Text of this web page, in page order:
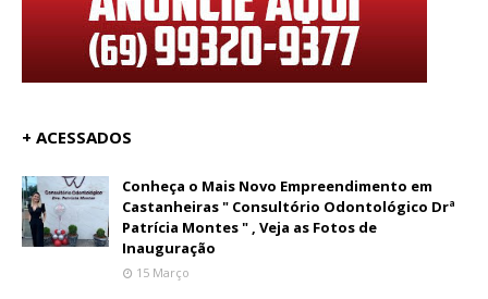
+ ACESSADOS
Conheça o Mais Novo Empreendimento em
Castanheiras " Consultório Odontológico Drª
Patrícia Montes " , Veja as Fotos de
Inauguração
15 Março